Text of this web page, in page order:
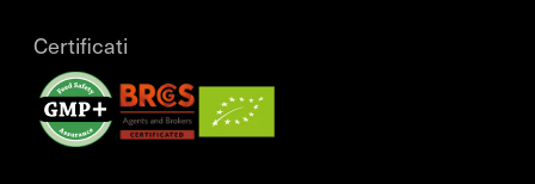
Certificati